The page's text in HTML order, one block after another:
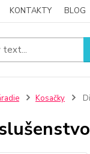
KONTAKTY BLOG
Kosačky